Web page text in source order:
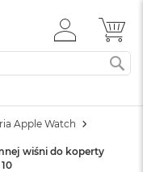
ZALOGUJ
SIĘ
Apple Watch
wiśni do koperty